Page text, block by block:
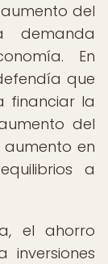
del
demanda
En
que
financiar la
del
aumento en
a
el ahorro